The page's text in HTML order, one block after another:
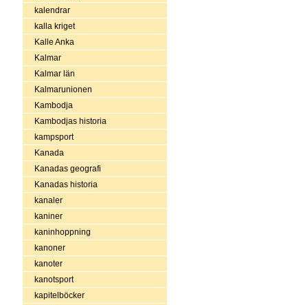
kalendrar
kalla kriget
Kalle Anka
Kalmar
Kalmar län
Kalmarunionen
Kambodja
Kambodjas historia
kampsport
Kanada
Kanadas geografi
Kanadas historia
kanaler
kaniner
kaninhoppning
kanoner
kanoter
kanotsport
kapitelböcker